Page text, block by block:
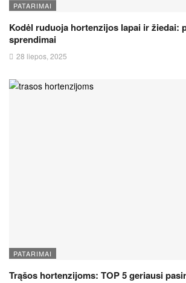
PATARIMAI
Kodėl ruduoja hortenzijos lapai ir žiedai:
sprendimai
28 liepos, 2025
PATARIMAI
Trąšos hortenzijoms: TOP 5 geriausi